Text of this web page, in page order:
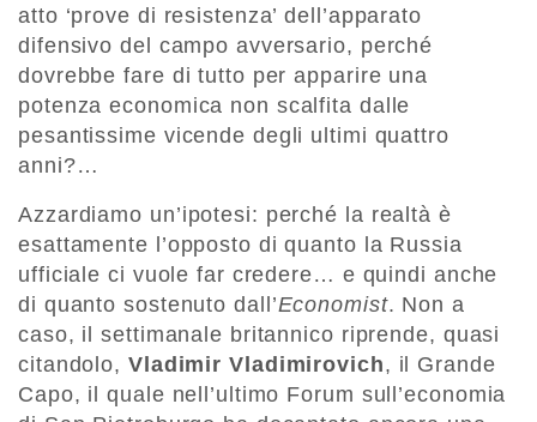
atto ‘prove di resistenza’ dell’apparato
difensivo del campo avversario, perché
dovrebbe fare di tutto per apparire una
potenza economica non scalfita dalle
pesantissime vicende degli ultimi quattro
anni?…
Azzardiamo un’ipotesi: perché la realtà è
esattamente l’opposto di quanto la Russia
ufficiale ci vuole far credere… e quindi anche
di quanto sostenuto dall’Economist. Non a
caso, il settimanale britannico riprende, quasi
citandolo, Vladimir Vladimirovich, il Grande
Capo, il quale nell’ultimo Forum sull’economia